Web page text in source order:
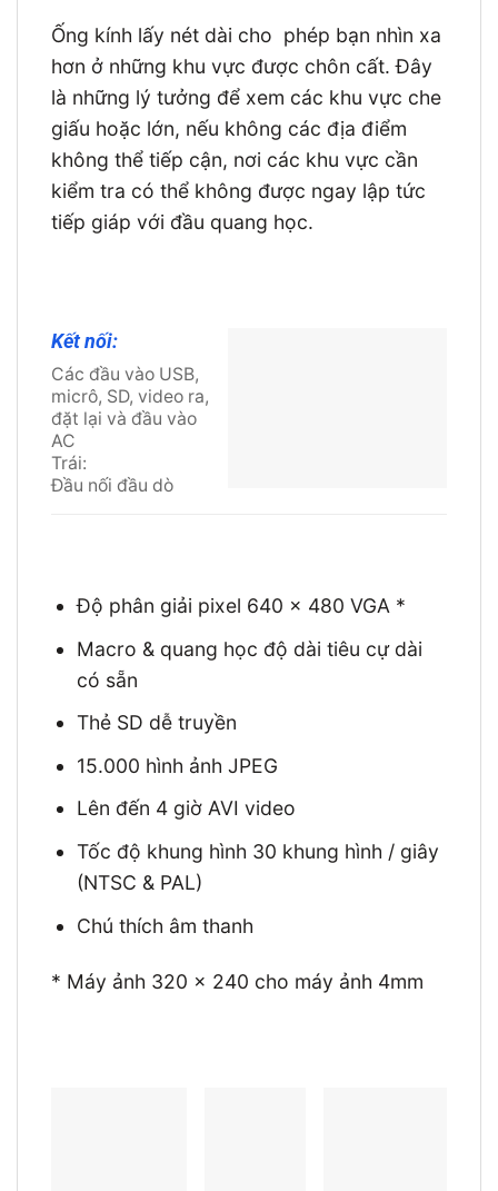
Ống kính lấy nét dài cho phép bạn nhìn xa
hơn ở những khu vực được chôn cất. Đây
là những lý tưởng để xem các khu vực che
giấu hoặc lớn, nếu không các địa điểm
không thể tiếp cận, nơi các khu vực cần
kiểm tra có thể không được ngay lập tức
tiếp giáp với đầu quang học.
Kết nối:
Các đầu vào USB,
micrô, SD, video ra,
đặt lại và đầu vào
AC
Trái:
Đầu nối đầu dò
Độ phân giải pixel 640 x 480 VGA *
Macro & quang học độ dài tiêu cự dài
có sẵn
Thẻ SD dễ truyền
15.000 hình ảnh JPEG
Lên đến 4 giờ AVI video
Tốc độ khung hình 30 khung hình / giây
(NTSC & PAL)
Chú thích âm thanh
* Máy ảnh 320 x 240 cho máy ảnh 4mm